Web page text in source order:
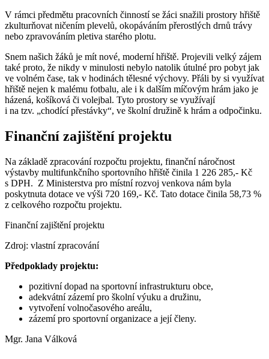
V rámci předmětu pracovních činností se žáci snažili prostory hřiště
zkulturňovat ničením plevelů, okopáváním přerostlých drnů trávy
nebo zpravováním pletiva starého plotu.
Snem našich žáků je mít nové, moderní hřiště. Projevili velký zájem
také proto, že nikdy v minulosti nebylo natolik útulné pro pobyt jak
ve volném čase, tak v hodinách tělesné výchovy. Přáli by si využívat
hřiště nejen k malému fotbalu, ale i k dalším míčovým hrám jako je
házená, košíková či volejbal. Tyto prostory se využívají
i na tzv. „chodící přestávky“, ve školní družině k hrám a odpočinku.
Finanční zajištění projektu
Na základě zpracování rozpočtu projektu, finanční náročnost
výstavby multifunkčního sportovního hřiště činila 1 226 285,- Kč
s DPH. Z Ministerstva pro místní rozvoj venkova nám byla
poskytnuta dotace ve výši 720 169,- Kč. Tato dotace činila 58,73 %
z celkového rozpočtu projektu.
Finanční zajištění projektu
Zdroj: vlastní zpracování
Předpoklady projektu:
pozitivní dopad na sportovní infrastrukturu obce,
adekvátní zázemí pro školní výuku a družinu,
vytvoření volnočasového areálu,
zázemí pro sportovní organizace a její členy.
Mgr. Jana Válková